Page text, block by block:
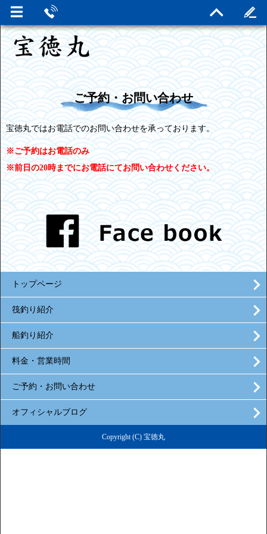
ご予約・お問い合わせ
宝徳丸ではお電話でのお問い合わせを承っております。
※ご予約はお電話のみ
※前日の20時までにお電話にてお問い合わせください。
トップページ
筏釣り紹介
船釣り紹介
料金・営業時間
ご予約・お問い合わせ
オフィシャルブログ
Copyright (C) 宝徳丸